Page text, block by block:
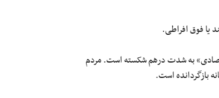
یا فوق افراطی.
به شدت درهم شکسته است. مردم
بازگردانده است.